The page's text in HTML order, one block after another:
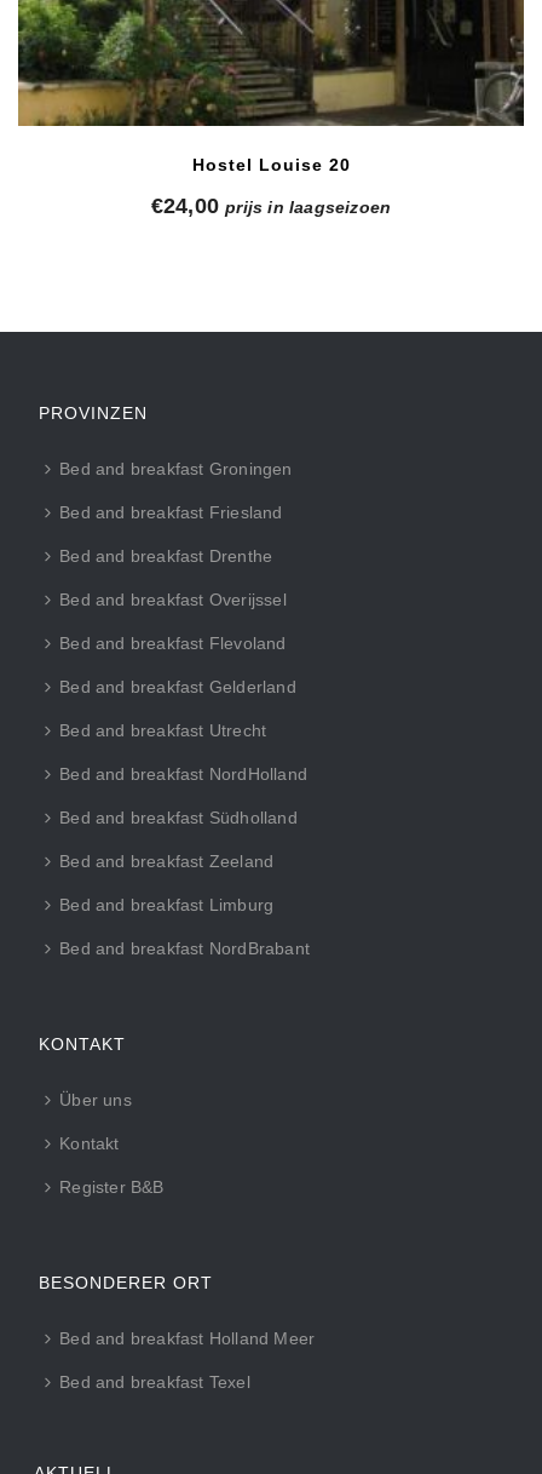
Hostel Louise 20
€24,00 prijs in laagseizoen
PROVINZEN
Bed and breakfast Groningen
Bed and breakfast Friesland
Bed and breakfast Drenthe
Bed and breakfast Overijssel
Bed and breakfast Flevoland
Bed and breakfast Gelderland
Bed and breakfast Utrecht
Bed and breakfast NordHolland
Bed and breakfast Südholland
Bed and breakfast Zeeland
Bed and breakfast Limburg
Bed and breakfast NordBrabant
KONTAKT
Über uns
Kontakt
Register B&B
BESONDERER ORT
Bed and breakfast Holland Meer
Bed and breakfast Texel